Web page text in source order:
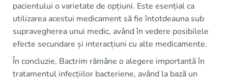
pacientului o varietate de opțiuni. Este esențial ca
utilizarea acestui medicament să fie întotdeauna sub
supravegherea unui medic, având în vedere posibilele
efecte secundare și interacțiuni cu alte medicamente.
În concluzie, Bactrim rămâne o alegere importantă în
tratamentul infecțiilor bacteriene, având la bază un